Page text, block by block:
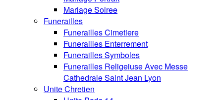
Mariage Soiree
Funerailles
Funerailles Cimetiere
Funerailles Enterrement
Funerailles Symboles
Funerailles Religeiuse Avec Messe
Cathedrale Saint Jean Lyon
Unite Chretien